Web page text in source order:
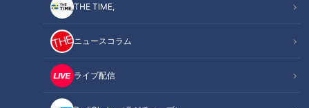
THE TIME,
ニュースコラム
ライブ配信
記事に戻る
この記事を見たあなたへのおすすめ